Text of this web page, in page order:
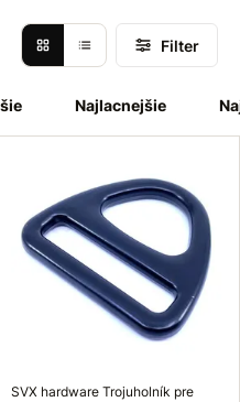
Najlacnejšie
Filter
SVX hardware Trojuholník pre